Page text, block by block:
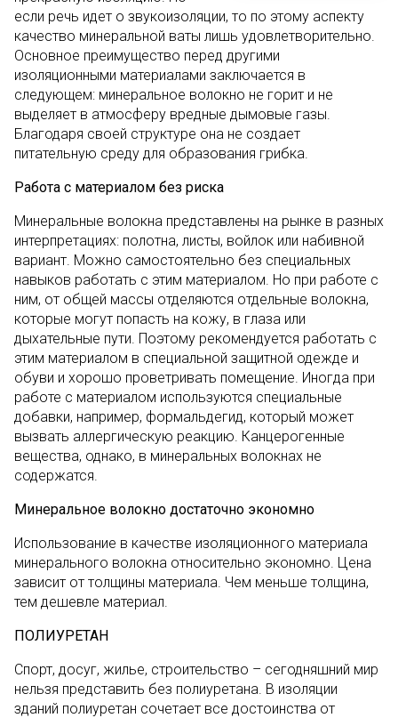
если речь идет о звукоизоляции, то по этому аспекту
качество минеральной ваты лишь удовлетворительно.
Основное преимущество перед другими
изоляционными материалами заключается в
следующем: минеральное волокно не горит и не
выделяет в атмосферу вредные дымовые газы.
Благодаря своей структуре она не создает
питательную среду для образования грибка.
Работа с материалом без риска
Минеральные волокна представлены на рынке в разных
интерпретациях: полотна, листы, войлок или набивной
вариант. Можно самостоятельно без специальных
навыков работать с этим материалом. Но при работе с
ним, от общей массы отделяются отдельные волокна,
которые могут попасть на кожу, в глаза или
дыхательные пути. Поэтому рекомендуется работать с
этим материалом в специальной защитной одежде и
обуви и хорошо проветривать помещение. Иногда при
работе с материалом используются специальные
добавки, например, формальдегид, который может
вызвать аллергическую реакцию. Канцерогенные
вещества, однако, в минеральных волокнах не
содержатся.
Минеральное волокно достаточно экономно
Использование в качестве изоляционного материала
минерального волокна относительно экономно. Цена
зависит от толщины материала. Чем меньше толщина,
тем дешевле материал.
ПОЛИУРЕТАН
Спорт, досуг, жилье, строительство – сегодняшний мир
нельзя представить без полиуретана. В изоляции
зданий полиуретан сочетает все достоинства от